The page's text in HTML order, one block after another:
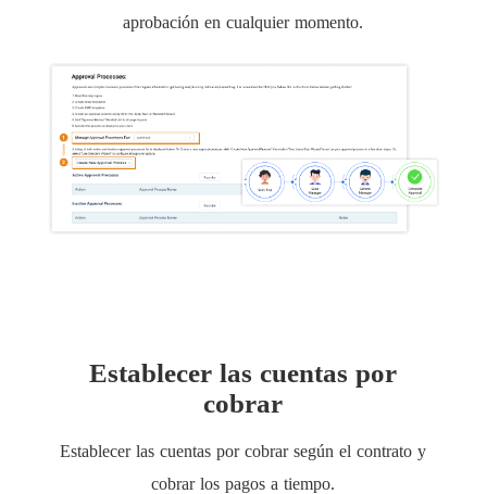
aprobación en cualquier momento.
Establecer las cuentas por
cobrar
Establecer las cuentas por cobrar según el contrato y
cobrar los pagos a tiempo.